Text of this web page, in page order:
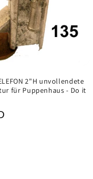
2"H unvollendete
für Puppenhaus - Do it